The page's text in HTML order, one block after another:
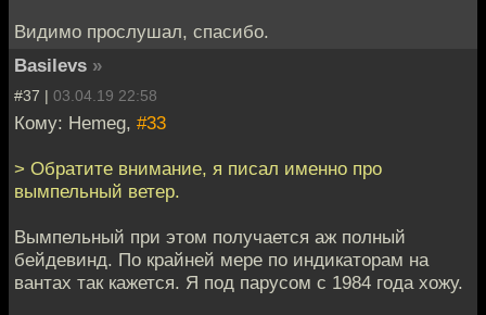
Видимо прослушал, спасибо.
Basilevs »
#37 | 03.04.19 22:58
Кому: Hemeg, #33
> Обратите внимание, я писал именно про
вымпельный ветер.
Вымпельный при этом получается аж полный
бейдевинд. По крайней мере по индикаторам на
вантах так кажется. Я под парусом с 1984 года хожу.